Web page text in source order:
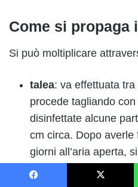
Come si propaga
Si può moltiplicare
talea: va effettuata
procede tagliando
disinfettate alcune
cm circa. Dopo averle
giorni all’aria aperta,
specifico